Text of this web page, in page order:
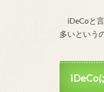
iDeCoと
多いという
iDeCo